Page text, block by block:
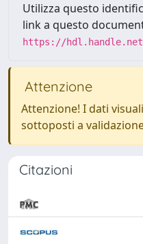
Utilizza questo
link a questo
https://hdl.handle.net/
Attenzione
Attenzione! I dati
sottoposti a
Citazioni